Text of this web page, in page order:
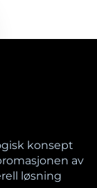
konsept
av
løsning